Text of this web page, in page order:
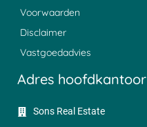
Voorwaarden
Disclaimer
Vastgoedadvies
Adres hoofdkantoor
Sons Real Estate